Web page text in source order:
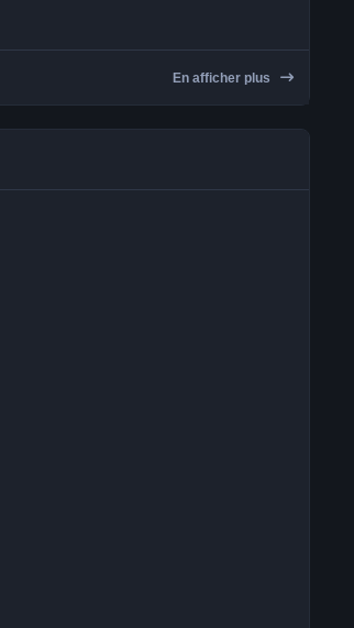
En afficher plus